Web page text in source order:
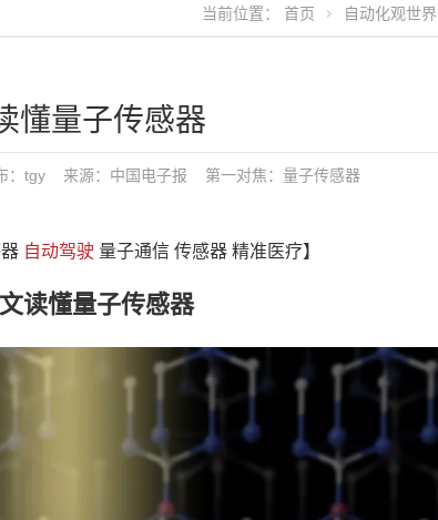
当前位置： 首页 自动化观世界
懂量子传感器
：tgy 来源：中国电子报 第一对焦： 量子传感器
自动驾驶 量子通信 传感器 精准医疗】
读懂量子传感器